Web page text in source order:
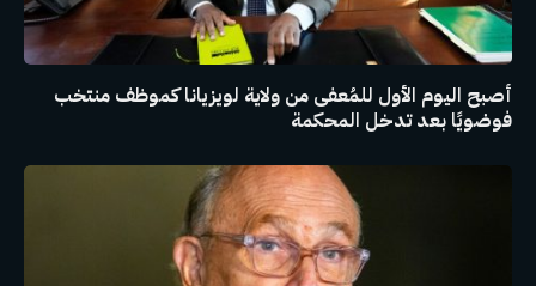
أصبح اليوم الأول للمُعفى من ولاية لويزيانا كموظف منتخب
فوضويًا بعد تدخل المحكمة